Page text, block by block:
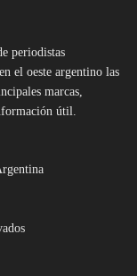
periodistas
el oeste argentino las
marcas,
útil.